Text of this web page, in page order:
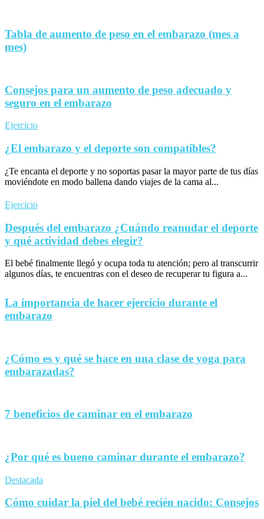
Tabla de aumento de peso en el embarazo (mes a
mes)
Consejos para un aumento de peso adecuado y
seguro en el embarazo
Ejercicio
¿El embarazo y el deporte son compatibles?
¿Te encanta el deporte y no soportas pasar la mayor parte de tus días
moviéndote en modo ballena dando viajes de la cama al...
Ejercicio
Después del embarazo ¿Cuándo reanudar el deporte
y qué actividad debes elegir?
El bebé finalmente llegó y ocupa toda tu atención; pero al transcurrir
algunos días, te encuentras con el deseo de recuperar tu figura a...
La importancia de hacer ejercicio durante el
embarazo
¿Cómo es y qué se hace en una clase de yoga para
embarazadas?
7 beneficios de caminar en el embarazo
¿Por qué es bueno caminar durante el embarazo?
Destacada
Cómo cuidar la piel del bebé recién nacido: Consejos